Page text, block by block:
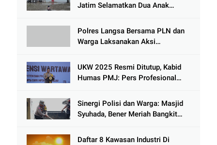
Jatim Selamatkan Dua Anak
Kenjeran
Polres Langsa Bersama PLN dan
Warga Laksanakan Aksi
Tamiang
UKW 2025 Resmi Ditutup, Kabid
Humas PMJ: Pers Profesional
Hoaks
Sinergi Polisi dan Warga: Masjid
Syuhada, Bener Meriah Bangkit
Daftar 8 Kawasan Industri Di